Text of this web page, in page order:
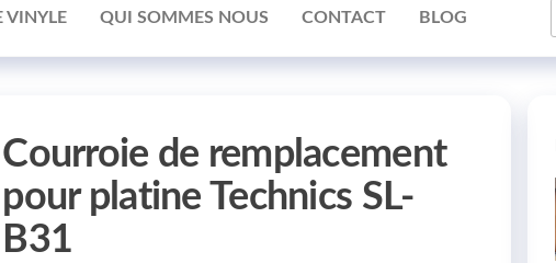
VINYLE QUI SOMMES NOUS CONTACT BLOG
Courroie de remplacement
pour platine Technics SL-
B31